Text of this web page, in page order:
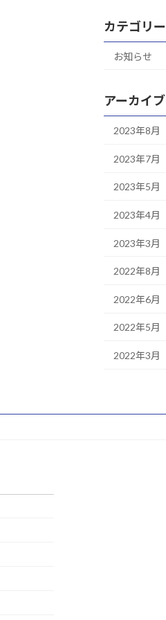
カテゴリー
お知らせ
アーカイブ
2023年8月
2023年7月
2023年5月
2023年4月
2023年3月
2022年8月
2022年6月
2022年5月
2022年3月